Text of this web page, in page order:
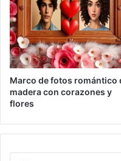
Marco de fotos romántico
madera con corazones y
flores